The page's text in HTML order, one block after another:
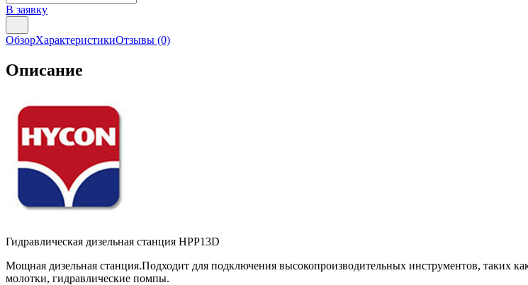
В заявку
ОбзорХарактеристикиОтзывы (0)
Описание
Гидравлическая дизельная станция HPP13D
Мощная дизельная станция.Подходит для подключения высокопроизводительных инструментов,
молотки, гидравлические помпы.